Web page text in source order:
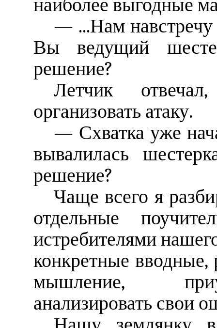
наиболее выгодные
— ...Нам навстречу
Вы ведущий
решение?
Летчик
организовать атаку.
— Схватка уже
вывалилась
решение?
Чаще всего я
отдельные
истребителями
конкретные вводные,
мышление,
анализировать свои